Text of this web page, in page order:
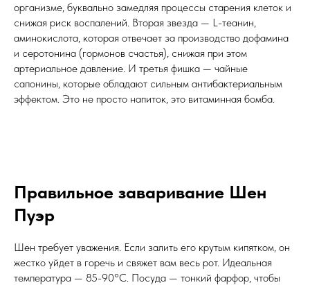
организме, буквально замедляя процессы старения клеток и
снижая риск воспалений. Вторая звезда — L-теанин,
аминокислота, которая отвечает за производство дофамина
и серотонина (гормонов счастья), снижая при этом
артериальное давление. И третья фишка — чайные
сапонины, которые обладают сильным антибактериальным
эффектом. Это не просто напиток, это витаминная бомба.
Правильное заваривание Шен
Пуэр
Шен требует уважения. Если залить его крутым кипятком, он
жестко уйдет в горечь и свяжет вам весь рот. Идеальная
температура — 85-90°C. Посуда — тонкий фарфор, чтобы